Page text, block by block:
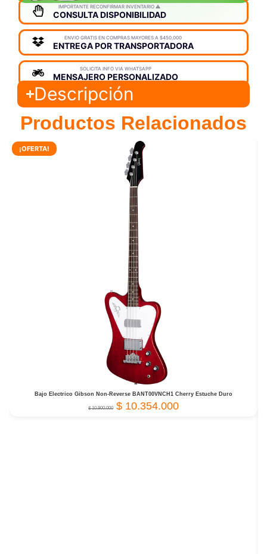
IMPORTANTE RECONFIRMAR INVENTARIO ⚠️
CONSULTA DISPONIBILIDAD
ENVIO GRATIS EN COMPRAS MAYORES A $450,000
ENTREGA POR TRANSPORTADORA
SOLICITA INFO VIA WHATSAPP
MENSAJERO PERSONALIZADO
Descripción
Productos Relacionados
¡OFERTA!
Bajo Electrico Gibson Non-Reverse BANT00VNCH1 Cherry Estuche Duro
$10.900.000 $ 10.354.000